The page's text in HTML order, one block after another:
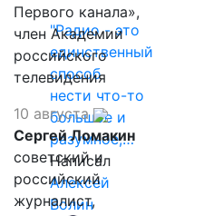
"Радио - это
единственный
способ
нести что-то
большое и
разумное,…
Написал
Алексей
Волин
Первого канала»,
член Академии
российского
телевидения
10 августа
Сергей Ломакин
советский и
российский
журналист,